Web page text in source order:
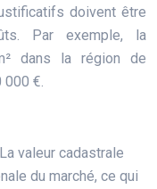
doivent être
Par exemple, la
dans la région de
€.
La valeur cadastrale
du marché, ce qui